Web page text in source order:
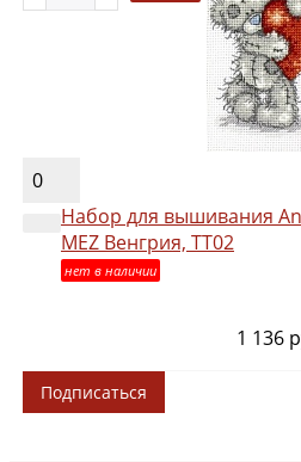
0
Набор для вышивания
MEZ Венгрия, TT02
нет в наличии
1 136
Подписаться